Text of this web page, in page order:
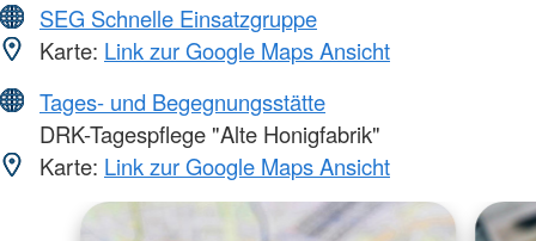
SEG Schnelle Einsatzgruppe
Karte: Link zur Google Maps Ansicht
Tages- und Begegnungsstätte
DRK-Tagespflege "Alte Honigfabrik"
Karte: Link zur Google Maps Ansicht